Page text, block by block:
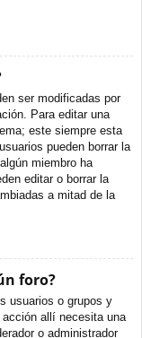
ser modificadas por
Para editar una
este siempre esta
pueden borrar la
miembro ha
editar o borrar la
a mitad de la
foro?
usuarios o grupos y
allí necesita una
o administrador